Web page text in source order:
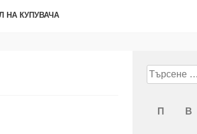
НА КУПУВАЧА
Търсене
за:
П В